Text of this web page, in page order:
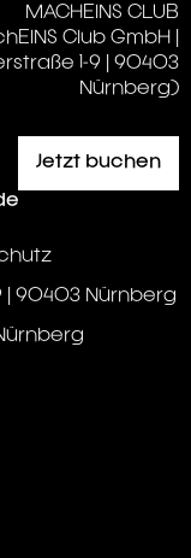
MACHEINS CLUB
Club GmbH |
1-9 | 90403
Nürnberg)
Jetzt buchen
| 90403 Nürnberg